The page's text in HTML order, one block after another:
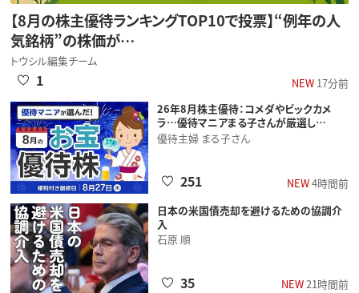
【8月の株主優待ランキングTOP10で投票】“例年の人
気銘柄”の株価が…
トウシル編集チーム
NEW17分前
1
26年8月株主優待：コメダやビックカメ
ラ…優待マニアまる子さんが厳選し…
優待主婦 まる子さん
NEW4時間前
251
日本の米国債売却を避けるための協調介
入
石原 順
NEW21時間前
35